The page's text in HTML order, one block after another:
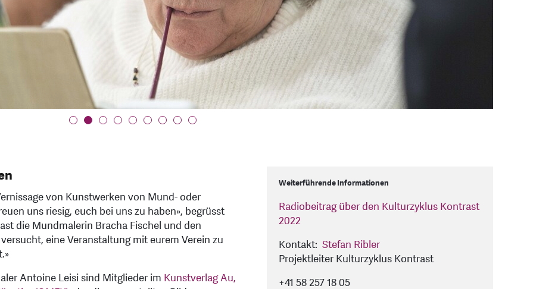
von Kunstwerken von Mund- oder
uns riesig, euch bei uns zu haben», begrüsst
die Mundmalerin Bracha Fischel und den
eine Veranstaltung mit eurem Verein zu
Antoine Leisi sind Mitglieder im Kunstverlag Au,
Weiterführende Informationen
Radiobeitrag über den Kulturzyklus Kontrast
2022
Kontakt: Stefan Ribler
Projektleiter Kulturzyklus Kontrast
+41 58 257 18 05